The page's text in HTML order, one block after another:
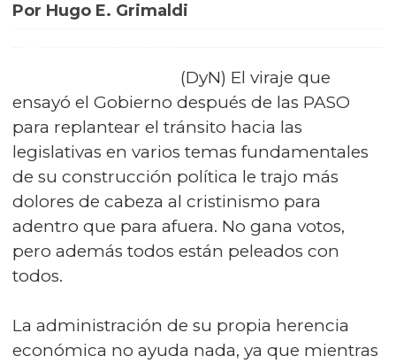
Por Hugo E. Grimaldi
(DyN) El viraje que
ensayó el Gobierno después de las PASO
para replantear el tránsito hacia las
legislativas en varios temas fundamentales
de su construcción política le trajo más
dolores de cabeza al cristinismo para
adentro que para afuera. No gana votos,
pero además todos están peleados con
todos.
La administración de su propia herencia
económica no ayuda nada, ya que mientras